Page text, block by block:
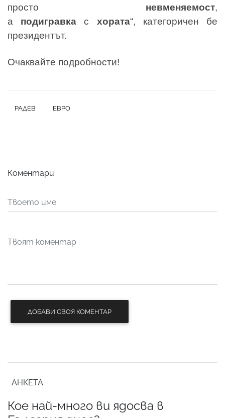
просто невменяемост,
а подигравкас хората“, категоричен бе
президентът.
Очаквайте подробности!
РАДЕВ ЕВРО
Коментари
ДОБАВИ СВОЯ КОМЕНТАР
АНКЕТА
Кое най-много ви ядосва в